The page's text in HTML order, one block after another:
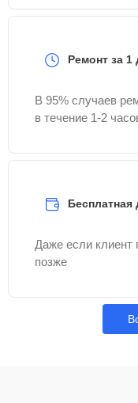
Ремонт за 1
В 95% случаев
в течение 1-2
Бесплатная
Даже если клиент
позже